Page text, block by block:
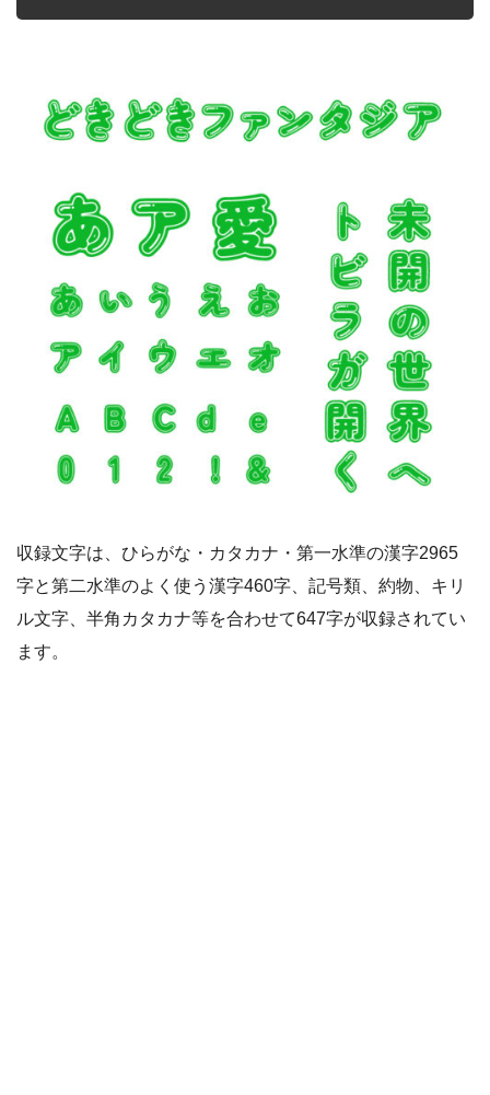
収録文字は、ひらがな・カタカナ・第一水準の漢字2965
字と第二水準のよく使う漢字460字、記号類、約物、キリ
ル文字、半角カタカナ等を合わせて647字が収録されてい
ます。